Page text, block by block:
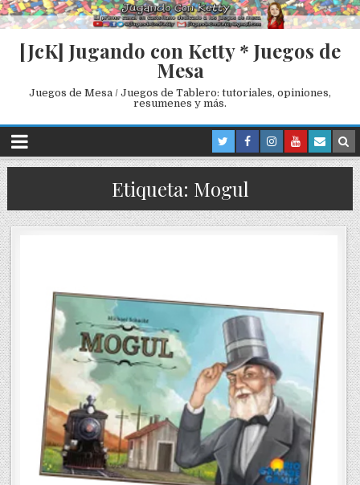
[JcK] Jugando con Ketty * Juegos de
Mesa
Juegos de Mesa / Juegos de Tablero: tutoriales, opiniones,
resumenes y más.
Etiqueta: Mogul